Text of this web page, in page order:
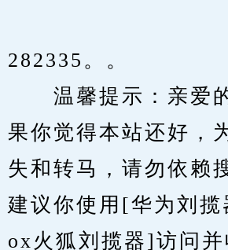
282335。。
温馨提示：亲爱
果你觉得本站还好，
失和转马，请勿依赖
建议你使用[华为刘
ox火狐刘揽器]访问并